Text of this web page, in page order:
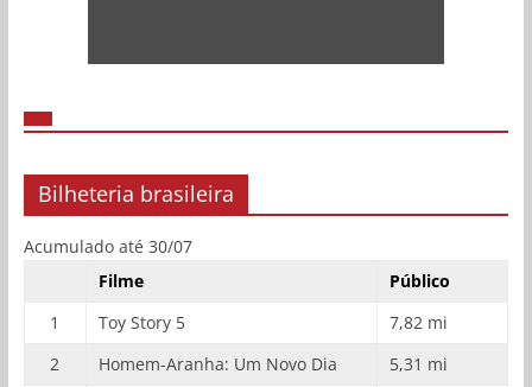
Bilheteria brasileira
Acumulado até 30/07
Filme
Público
1
Toy Story 5
7,82 mi
2
Homem-Aranha: Um Novo Dia
5,31 mi